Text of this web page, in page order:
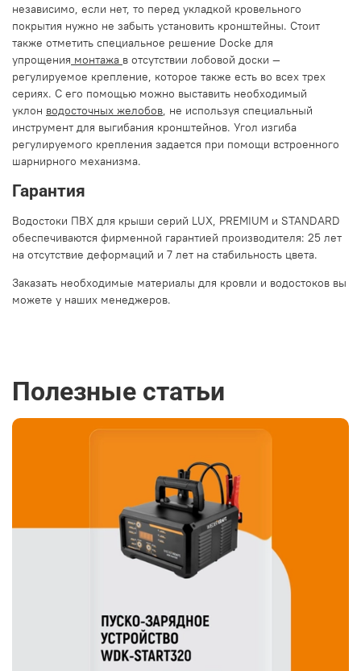
независимо, если нет, то перед укладкой кровельного
покрытия нужно не забыть установить кронштейны. Стоит
также отметить специальное решение Docke для
упрощения монтажа в отсутствии лобовой доски —
регулируемое крепление, которое также есть во всех трех
сериях. С его помощью можно выставить необходимый
уклон водосточных желобов , не используя специальный
инструмент для выгибания кронштейнов. Угол изгиба
регулируемого крепления задается при помощи встроенного
шарнирного механизма.
Гарантия
Водостоки ПВХ для крыши серий LUX, PREMIUM и STANDARD
обеспечиваются фирменной гарантией производителя: 25 лет
на отсутствие деформаций и 7 лет на стабильность цвета.
Заказать необходимые материалы для кровли и водостоков вы
можете у наших менеджеров.
Полезные статьи